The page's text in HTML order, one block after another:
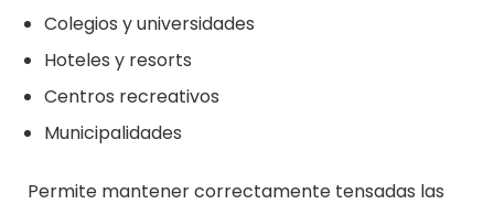
Colegios y universidades
Hoteles y resorts
Centros recreativos
Municipalidades
Permite mantener correctamente tensadas las